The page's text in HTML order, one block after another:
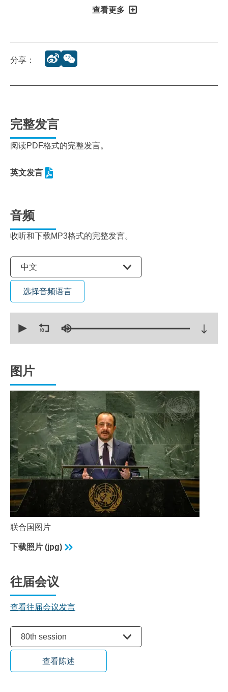
查看更多
分享：
完整发言
阅读PDF格式的完整发言。
英文发言
音频
收听和下载MP3格式的完整发言。
选择语言
中文
选择音频语言
seconds
seconds
图片
联合国图片
下载照片 (jpg)
往届会议
查看往届会议发言
80th session
查看陈述